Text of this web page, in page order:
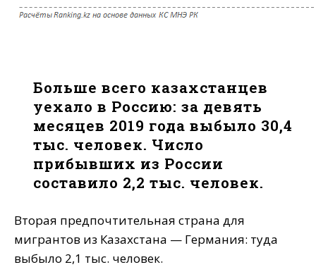
Больше всего казахстанцев
уехало в Россию: за девять
месяцев 2019 года выбыло 30,4
тыс. человек. Число
прибывших из России
составило 2,2 тыс. человек.
Вторая предпочтительная страна для
мигрантов из Казахстана — Германия: туда
выбыло 2,1 тыс. человек.